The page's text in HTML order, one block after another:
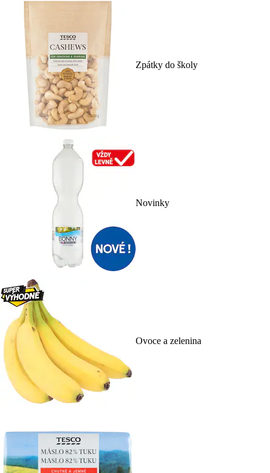
Zpátky do školy
Novinky
Ovoce a zelenina